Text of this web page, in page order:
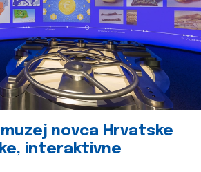
novca Hrvatske
interaktivne